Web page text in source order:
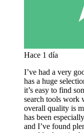
Hace 1 día
I’ve had a very
has a huge
it’s easy to find
search tools work
overall quality is
has been
and I’ve found